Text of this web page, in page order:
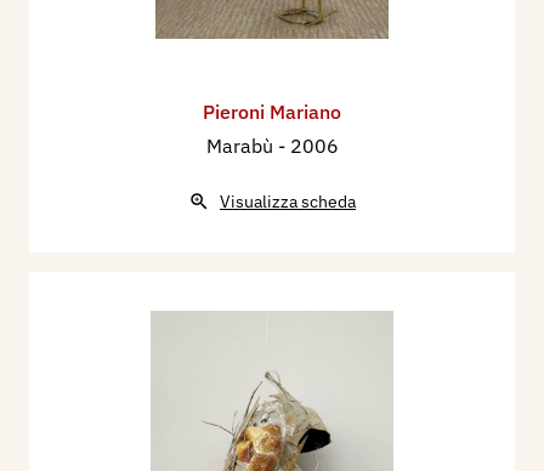
Pieroni Mariano
Marabù - 2006
Visualizza scheda